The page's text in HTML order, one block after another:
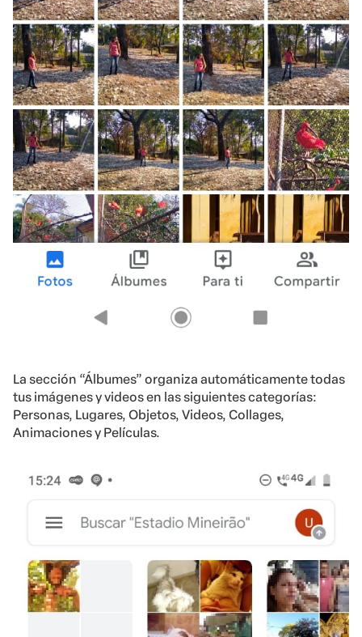
La sección “Álbumes” organiza automáticamente todas
tus imágenes y videos en las siguientes categorías:
Personas, Lugares, Objetos, Videos, Collages,
Animaciones y Películas.